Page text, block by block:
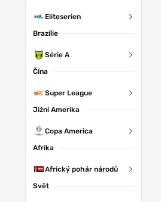
Eliteserien
Brazílie
Série A
Čína
Super League
Jižní Amerika
Copa America
Afrika
Africký pohár národů
Svět